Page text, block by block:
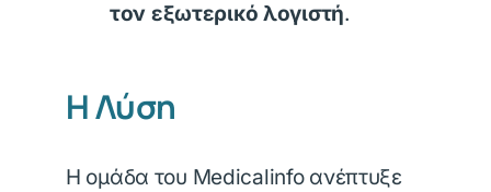
τον εξωτερικό λογιστή.
Η Λύση
Η ομάδα του Medicalinfo ανέπτυξε